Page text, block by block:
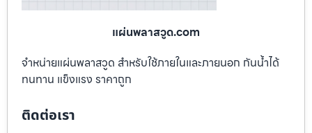
แผ่นพลาสวูด.com
จำหน่ายแผ่นพลาสวูด สำหรับใช้ภายในและภายนอก กันน้ำได้
ทนทาน แข็งแรง ราคาถูก
ติดต่อเรา